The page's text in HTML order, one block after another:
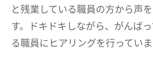
と残業している職員の方から声
す。ドキドキしながら、がんば
る職員にヒアリングを行っていま